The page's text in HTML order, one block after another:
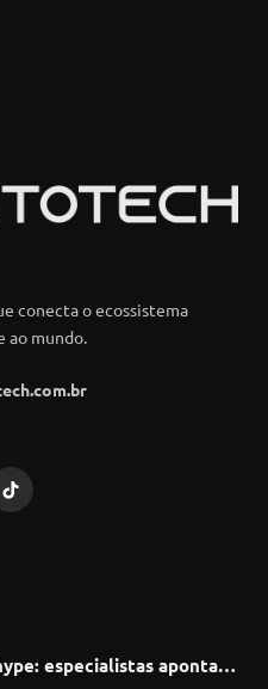
conecta o ecossistema
ao mundo.
TikTok
especialistas apontam